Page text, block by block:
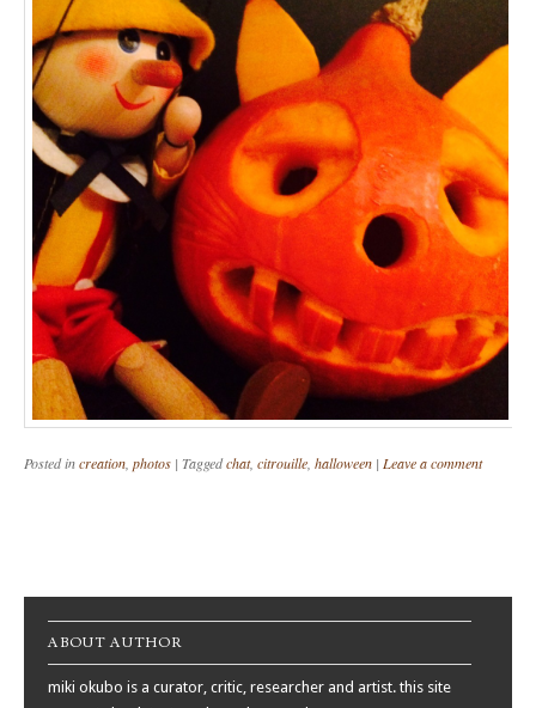
Posted increation, photos | Taggedchat, citrouille, halloween | Leave a comment
Post navigation
ABOUT AUTHOR
miki okubo is a curator, critic, researcher and artist. this site